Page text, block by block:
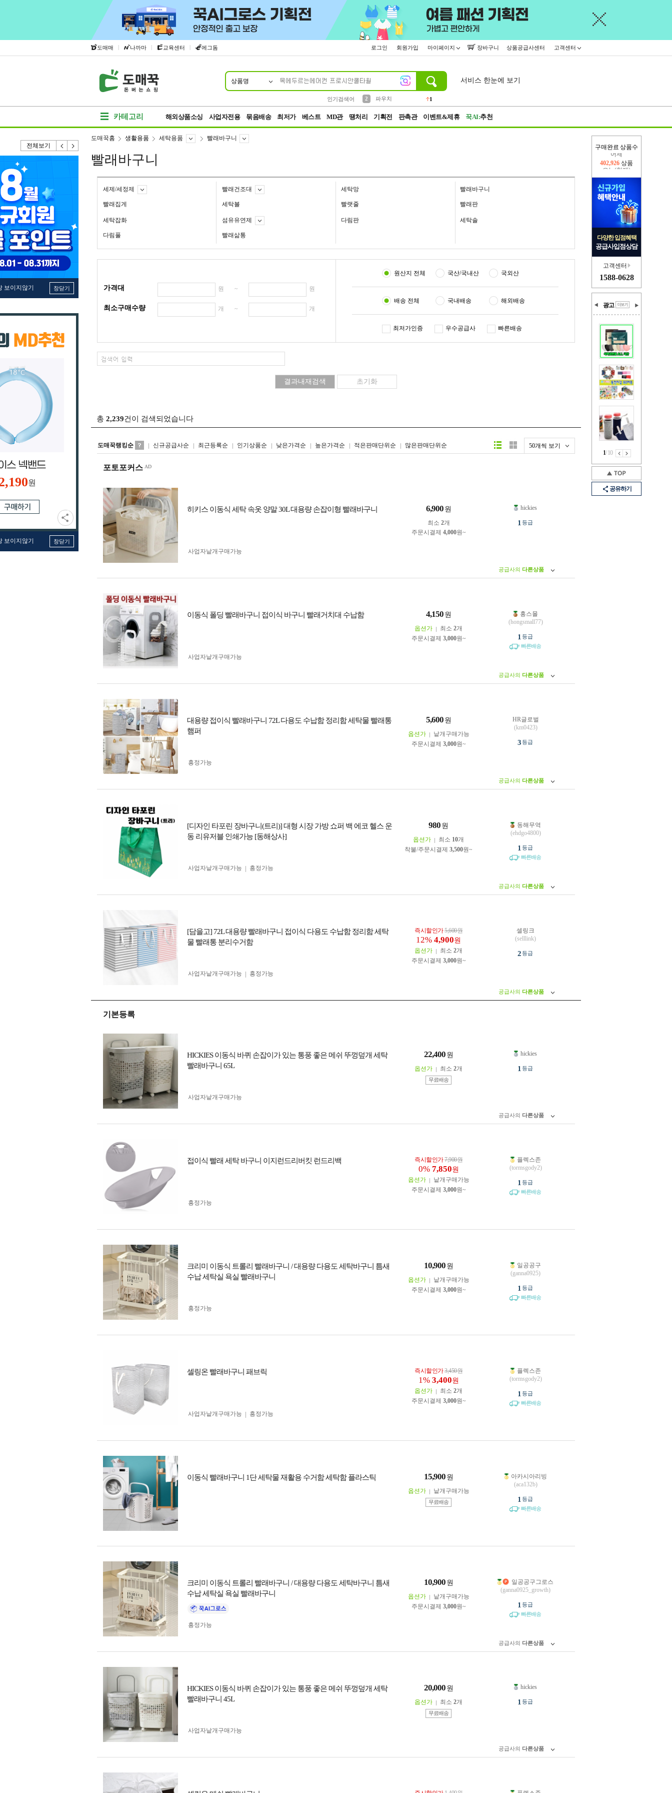
도매매 | 나까마 | 교육센터 | 에그돔 로그인 회원가입 마이페이지 장바구니 상품공급사센터 고객센터
상품명
인기검색어
2
파우치
1
서비스 한눈에 보기
카테고리 해외상품소싱 사업자전용 묶음배송 최저가 베스트 MD관 땡처리 기획전 판촉관 이벤트&제휴 꾹AI:추천
전체보기
보이지않기 창닫기
원
보이지않기 창닫기
구매완료 상품수
오늘(현재)
400,143 상품
다양한 입점혜택
공급사입점상담
고객센터
1588-0628
광고
1/10
공유하기
도매꾹홈 생활용품 세탁용품 빨래바구니
빨래바구니
세제/세정제 빨래건조대 세탁망 빨래바구니
빨래집게 세탁볼 빨랫줄 빨래판
세탁잡화 섬유유연제 다림판 세탁솔
다림풀 빨래삶통
가격대 원 ~ 원
최소구매수량 개 ~ 개
원산지 전체 국산/국내산 국외산
배송 전체 국내배송 해외배송
최저가인증 우수공급사 빠른배송
총 2,239건이 검색되었습니다
도매꾹랭킹순 신규공급사순 최근등록순 인기상품순 낮은가격순 높은가격순 적은판매단위순 많은판매단위순 50개씩 보기
리스트형갤러리형
포토포커스
히키스 이동식 세탁 속옷 양말 30L 대용량 손잡이형 빨래바구니 6,900 원
최소 2개
주문시결제 4,000원~
사업자 낱개구매가능
hickies
1 등급
공급사의 다른상품
이동식 폴딩 빨래바구니 접이식 바구니 빨래거치대 수납함 4,150 원
옵션가 최소 2개
주문시결제 3,000원~
사업자 낱개구매가능
홍스몰
(hongsmall77)
1 등급
빠른배송
공급사의 다른상품
대용량 접이식 빨래바구니 72L 다용도 수납함 정리함 세탁물 빨래통
햄퍼
5,600 원
옵션가
낱개구매가능
주문시결제 3,000원~
흥정가능
HR글로벌
(km0423)
3등급
공급사의 다른상품
[디자인 타포린 장바구니(트리)] 대형 시장 가방 쇼퍼 백 에코 헬스 운
동 리유저블 인쇄가능 [동해상사]
980 원
옵션가 최소 10개
착불/주문시결제 3,500원~
사업자 낱개구매가능 흥정가능
동해무역
(ehdgo4800)
1 등급
빠른배송
공급사의 다른상품
[담을고] 72L 대용량 빨래바구니 접이식 다용도 수납함 정리함 세탁
물 빨래통 분리수거함
즉시할인가5,600원
12% 4,900원
옵션가 최소 2개
주문시결제 3,000원~
사업자 낱개구매가능
흥정가능
셀링크
(selllink)
2등급
공급사의 다른상품
기본등록
HICKIES 이동식 바퀴 손잡이가 있는 통풍 좋은 메쉬 뚜껑덮개 세탁
빨래바구니 65L
22,400 원
옵션가 최소 2개
무료배송
사업자 낱개구매가능
hickies
1 등급
공급사의 다른상품
접이식 빨래 세탁 바구니 이지런드리버킷 런드리백 즉시할인가7,900원
0% 7,850원
옵션가
낱개구매가능
주문시결제 3,000원~
흥정가능
플렉스존
(tormsgody2)
1 등급
빠른배송
크리미 이동식 트롤리 빨래바구니 / 대용량 다용도 세탁바구니 틈새
수납 세탁실 욕실 빨래바구니
10,900 원
옵션가
낱개구매가능
주문시결제 3,000원~
흥정가능
일공공구
(ganna0925)
1 등급
빠른배송
셀링온 빨래바구니 패브릭 즉시할인가3,450원
1% 3,400원
옵션가 최소 2개
주문시결제 3,000원~
사업자 낱개구매가능
흥정가능
플렉스존
(tormsgody2)
1 등급
빠른배송
이동식 빨래바구니 1단 세탁물 재활용 수거함 세탁함 플라스틱 15,900 원
옵션가 낱개구매가능
무료배송
아카시아리빙
(aca132b)
1 등급
빠른배송
크리미 이동식 트롤리 빨래바구니 / 대용량 다용도 세탁바구니 틈새
수납 세탁실 욕실 빨래바구니
10,900 원
옵션가
낱개구매가능
주문시결제 3,000원~
흥정가능
일공공구그로스
(ganna0925_growth)
1 등급
빠른배송
공급사의 다른상품
HICKIES 이동식 바퀴 손잡이가 있는 통풍 좋은 메쉬 뚜껑덮개 세탁
빨래바구니 45L
20,000 원
옵션가 최소 2개
무료배송
사업자 낱개구매가능
hickies
1 등급
공급사의 다른상품